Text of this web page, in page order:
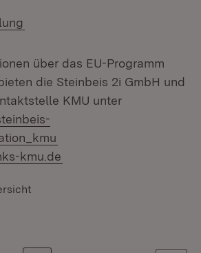
über das EU-Programm
die Steinbeis 2i GmbH und
KMU unter
kmu.de